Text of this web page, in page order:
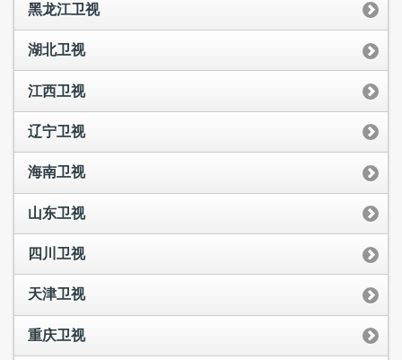
黑龙江卫视
湖北卫视
江西卫视
辽宁卫视
海南卫视
山东卫视
四川卫视
天津卫视
重庆卫视